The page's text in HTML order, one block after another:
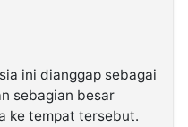
ini dianggap sebagai
sebagian besar
ke tempat tersebut.